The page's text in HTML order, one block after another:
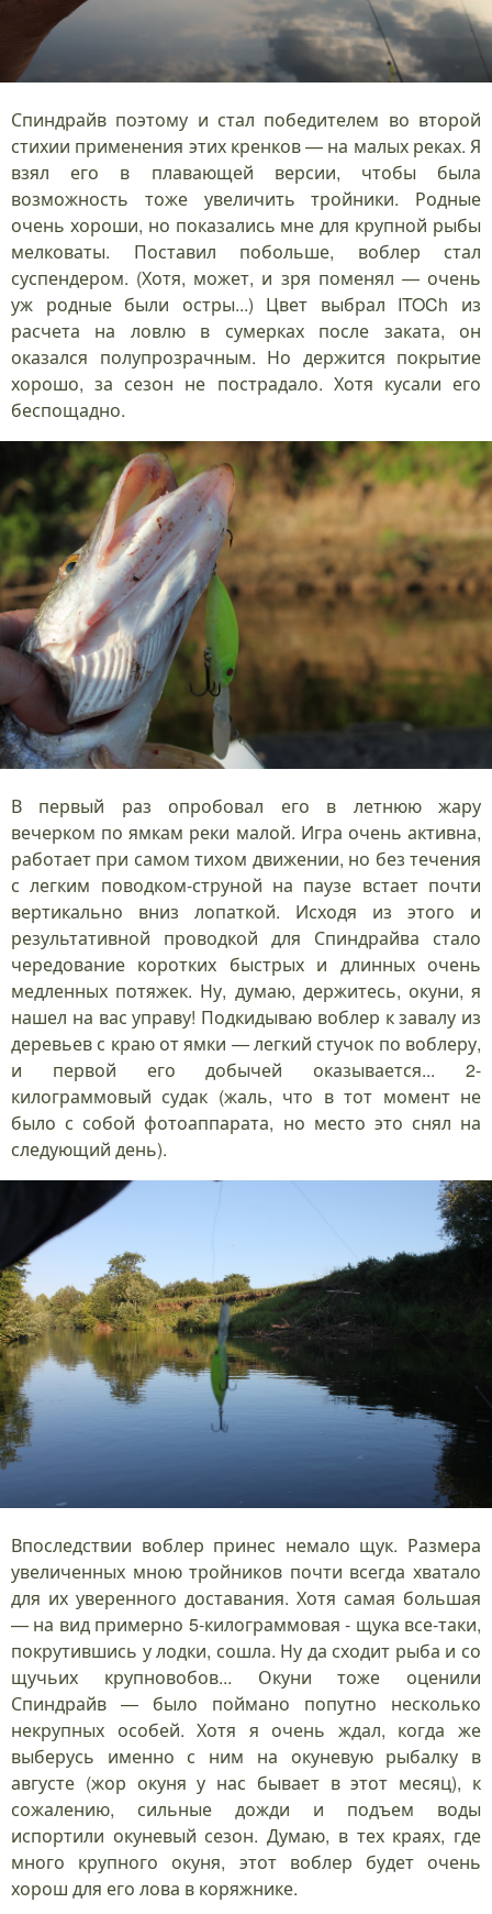
Спиндрайв поэтому и стал победителем во второй
стихии применения этих кренков — на малых реках. Я
взял его в плавающей версии, чтобы была
возможность тоже увеличить тройники. Родные
очень хороши, но показались мне для крупной рыбы
мелковаты. Поставил побольше, воблер стал
суспендером. (Хотя, может, и зря поменял — очень
уж родные были остры...) Цвет выбрал ITOCh из
расчета на ловлю в сумерках после заката, он
оказался полупрозрачным. Но держится покрытие
хорошо, за сезон не пострадало. Хотя кусали его
беспощадно.
В первый раз опробовал его в летнюю жару
вечерком по ямкам реки малой. Игра очень активна,
работает при самом тихом движении, но без течения
с легким поводком-струной на паузе встает почти
вертикально вниз лопаткой. Исходя из этого и
результативной проводкой для Спиндрайва стало
чередование коротких быстрых и длинных очень
медленных потяжек. Ну, думаю, держитесь, окуни, я
нашел на вас управу! Подкидываю воблер к завалу из
деревьев с краю от ямки — легкий стучок по воблеру,
и первой его добычей оказывается... 2-
килограммовый судак (жаль, что в тот момент не
было с собой фотоаппарата, но место это снял на
следующий день).
Впоследствии воблер принес немало щук. Размера
увеличенных мною тройников почти всегда хватало
для их уверенного доставания. Хотя самая большая
— на вид примерно 5-килограммовая - щука все-таки,
покрутившись у лодки, сошла. Ну да сходит рыба и со
щучьих крупновобов... Окуни тоже оценили
Спиндрайв — было поймано попутно несколько
некрупных особей. Хотя я очень ждал, когда же
выберусь именно с ним на окуневую рыбалку в
августе (жор окуня у нас бывает в этот месяц), к
сожалению, сильные дожди и подъем воды
испортили окуневый сезон. Думаю, в тех краях, где
много крупного окуня, этот воблер будет очень
хорош для его лова в коряжнике.